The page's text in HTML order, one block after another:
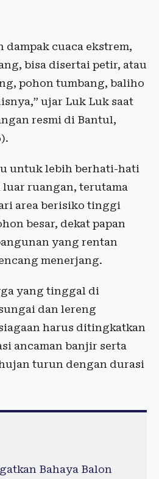
dampak cuaca ekstrem,
bisa disertai petir, atau
pohon tumbang, baliho
ujar Luk Luk saat
resmi di Bantul,
untuk lebih berhati-hati
ruangan, terutama
area berisiko tinggi
besar, dekat papan
yang rentan
menerjang.
yang tinggal di
dan lereng
harus ditingkatkan
ancaman banjir serta
turun dengan durasi
Bahaya Balon